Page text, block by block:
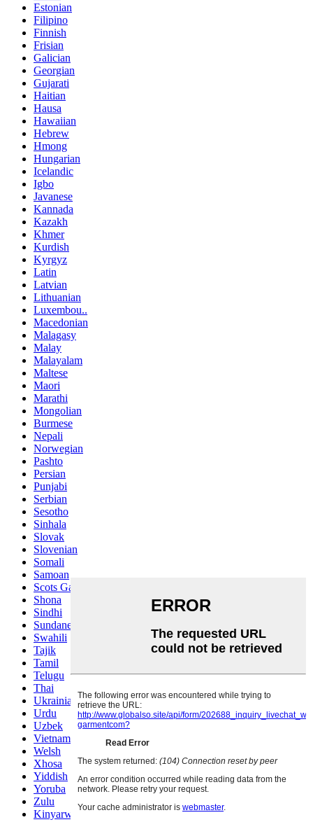
Estonian
Filipino
Finnish
Frisian
Galician
Georgian
Gujarati
Haitian
Hausa
Hawaiian
Hebrew
Hmong
Hungarian
Icelandic
Igbo
Javanese
Kannada
Kazakh
Khmer
Kurdish
Kyrgyz
Latin
Latvian
Lithuanian
Luxembou..
Macedonian
Malagasy
Malay
Malayalam
Maltese
Maori
Marathi
Mongolian
Burmese
Nepali
Norwegian
Pashto
Persian
Punjabi
Serbian
Sesotho
Sinhala
Slovak
Slovenian
Somali
Samoan
Scots Gaelic
Shona
Sindhi
Sundanese
Swahili
Tajik
Tamil
Telugu
Thai
Ukrainian
Urdu
Uzbek
Vietnamese
Welsh
Xhosa
Yiddish
Yoruba
Zulu
Kinyarwanda